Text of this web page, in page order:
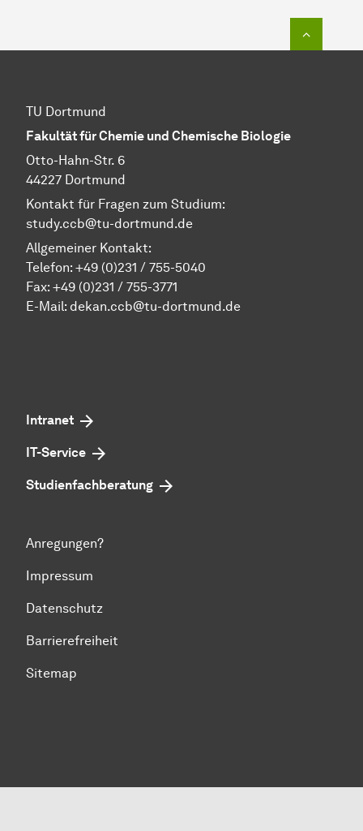
TU Dortmund
Fakultät für Chemie und Chemische Biologie
Otto-Hahn-Str. 6
44227 Dortmund
Kontakt für Fragen zum Studium:
study.ccb@tu-dortmund.de
Allgemeiner Kontakt:
Telefon: +49 (0)231 / 755-5040
Fax: +49 (0)231 / 755-3771
E-Mail: dekan.ccb@tu-dortmund.de
Intranet
IT-Service
Studienfachberatung
Anregungen?
Impressum
Datenschutz
Barrierefreiheit
Sitemap